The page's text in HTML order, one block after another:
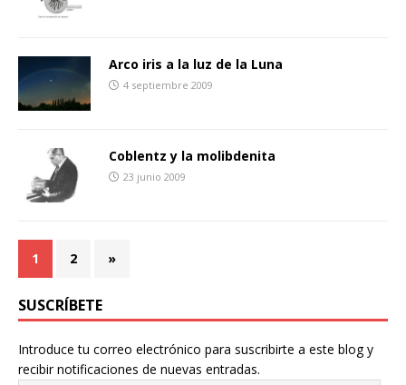
Arco iris a la luz de la Luna
4 septiembre 2009
Coblentz y la molibdenita
23 junio 2009
1 2 »
SUSCRÍBETE
Introduce tu correo electrónico para suscribirte a este blog y
recibir notificaciones de nuevas entradas.